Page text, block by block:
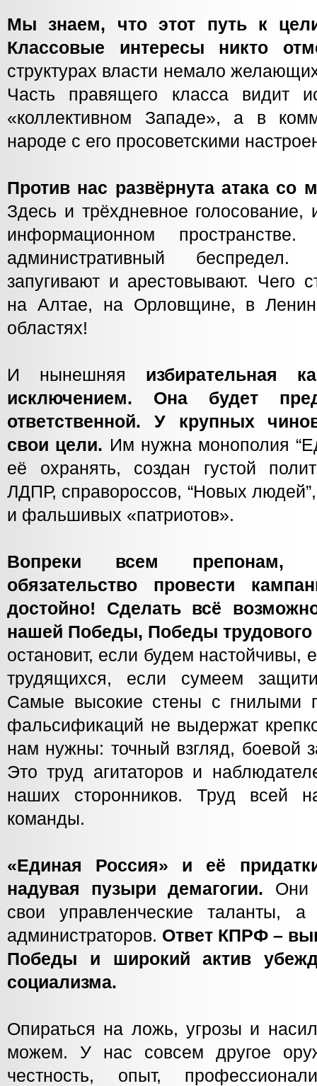
Мы знаем, что этот путь к
Классовые интересы никто
структурах власти немало
Часть правящего класса видит
«коллективном Западе», а в
народе с его просоветскими
Против нас развёрнута атака со
Здесь и трёхдневное
информационном
административный
запугивают и арестовывают. Чего
на Алтае, на Орловщине, в
областях!
И нынешняя избирательная
исключением. Она будет
ответственной. У крупных
свои цели. Им нужна монополия
её охранять, создан густой
ЛДПР, справороссов, “Новых
и фальшивых «патриотов».
Вопреки всем препонам,
обязательство провести
достойно! Сделать всё
нашей Победы, Победы трудового
остановит, если будем настойчивы,
трудящихся, если сумеем
Самые высокие стены с гнилыми
фальсификаций не выдержат
нам нужны: точный взгляд, боевой
Это труд агитаторов и
наших сторонников. Труд всей
команды.
«Единая Россия» и её
надувая пузыри демагогии. Они
свои управленческие таланты,
администраторов. Ответ КПРФ –
Победы и широкий актив
социализма.
Опираться на ложь, угрозы и
можем. У нас совсем другое
честность, опыт,